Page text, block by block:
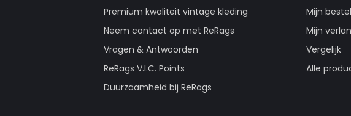
Premium kwaliteit vintage kleding
Neem contact op met ReRags
Vragen & Antwoorden
ReRags V.I.C. Points
Duurzaamheid bij ReRags
Mijn
Mijn
Vergelijk
Alle